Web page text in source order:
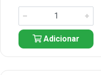
Adicionar